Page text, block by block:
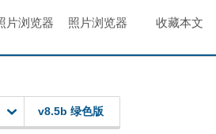
收藏本文
片浏览器 照片浏览器
v8.5b 绿色版